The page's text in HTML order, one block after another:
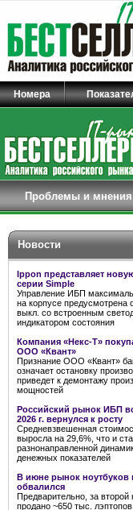
Номера
Проблемы и мнения
Новости
Ippon представляет
серии Simple
Управление ИБП
на корпусе предусмотрена
выкл. со встроенным
индикатором состояния
Компания «Некс-Т»
ООО «Квант»
Признание ООО «Квант»
означает остановку
приведет к демонтажу
мощностей
Российский рынок ИБП
2026 г. вернулся к росту
Средневзвешенная
выросла на 29,6%, что и
разнонаправленной
денежных показателей
В июне рынок ноутбуков
обвалился
Предварительно, за второй
продано ~650 тыс.